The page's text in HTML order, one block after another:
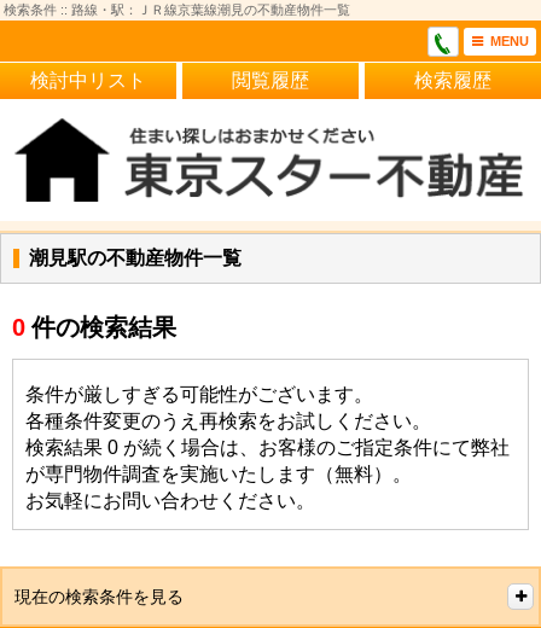
検索条件 :: 路線・駅：ＪＲ線京葉線潮見の不動産物件一覧
MENU
検討中リスト 閲覧履歴 検索履歴
潮見駅の不動産物件一覧
0 件の検索結果
条件が厳しすぎる可能性がございます。
各種条件変更のうえ再検索をお試しください。
検索結果 0 が続く場合は、お客様のご指定条件にて弊社
が専門物件調査を実施いたします（無料）。
お気軽にお問い合わせください。
現在の検索条件を見る